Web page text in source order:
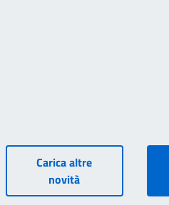
Carica altre
novità